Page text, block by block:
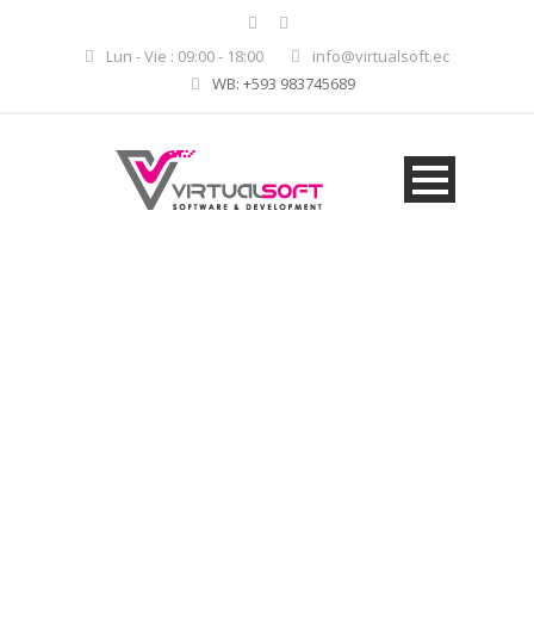
Lun - Vie : 09:00 - 18:00
info@virtualsoft.ec
WB: +593 983745689